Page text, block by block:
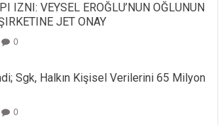
IZNI: VEYSEL EROĞLU’NUN OĞLUNUN
JET ONAY
0
Sgk, Halkın Kişisel Verilerini 65 Milyon
0